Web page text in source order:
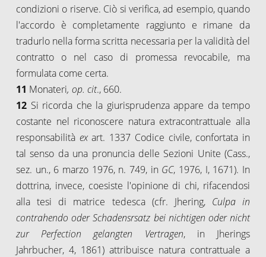
condizioni o riserve. Ciò si verifica, ad esempio, quando
l'accordo è completamente raggiunto e rimane da
tradurlo nella forma scritta necessaria per la validità del
contratto o nel caso di promessa revocabile, ma
formulata come certa.
11 Monateri, op. cit., 660.
12 Si ricorda che la giurisprudenza appare da tempo
costante nel riconoscere natura extracontrattuale alla
responsabilità exart. 1337 Codice civile, confortata in
tal senso da una pronuncia delle Sezioni Unite (Cass.,
sez. un., 6 marzo 1976, n. 749, in GC, 1976, I, 1671). In
dottrina, invece, coesiste l'opinione di chi, rifacendosi
alla tesi di matrice tedesca (cfr. Jhering, Culpa in
contrahendo oder Schadensrsatz bei nichtigen oder nicht
zur Perfection gelangten Vertragen, in Jherings
Jahrbucher, 4, 1861) attribuisce natura contrattuale a